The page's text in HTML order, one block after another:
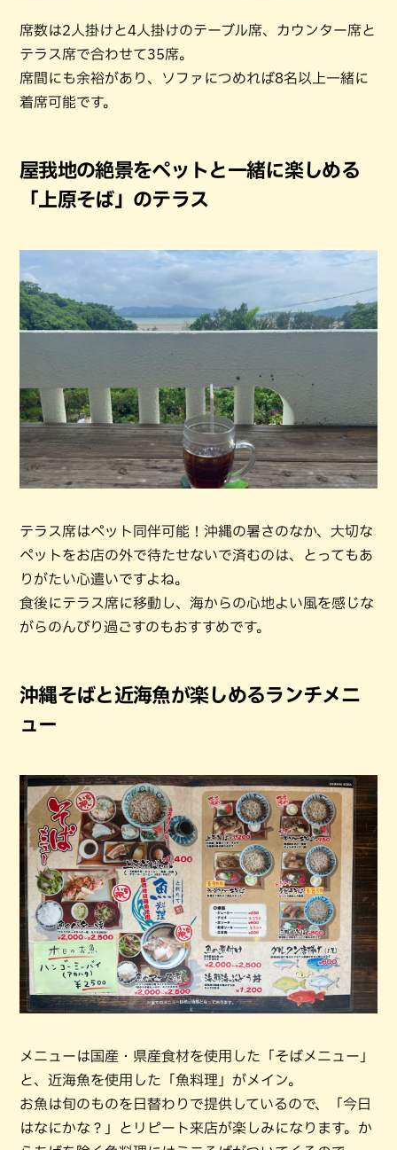
席数は2人掛けと4人掛けのテーブル席、カウンター席と
テラス席で合わせて35席。
席間にも余裕があり、ソファにつめれば8名以上一緒に
着席可能です。
屋我地の絶景をペットと一緒に楽しめる
「上原そば」のテラス
テラス席はペット同伴可能！沖縄の暑さのなか、大切な
ペットをお店の外で待たせないで済むのは、とってもあ
りがたい心遣いですよね。
食後にテラス席に移動し、海からの心地よい風を感じな
がらのんびり過ごすのもおすすめです。
沖縄そばと近海魚が楽しめるランチメニ
ュー
メニューは国産・県産食材を使用した「そばメニュー」
と、近海魚を使用した「魚料理」がメイン。
お魚は旬のものを日替わりで提供しているので、「今日
はなにかな？」とリピート来店が楽しみになります。か